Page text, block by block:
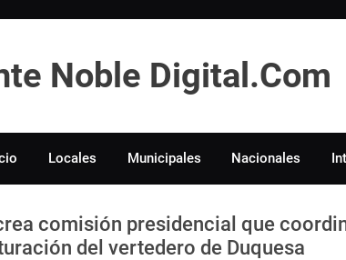
Noble Digital.Com
Locales Municipales Nacionales
comisión presidencial que
del vertedero de Duquesa